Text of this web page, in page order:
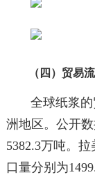
（四）贸易
全球纸浆
洲地区。公开
5382.3万吨。
口量分别为